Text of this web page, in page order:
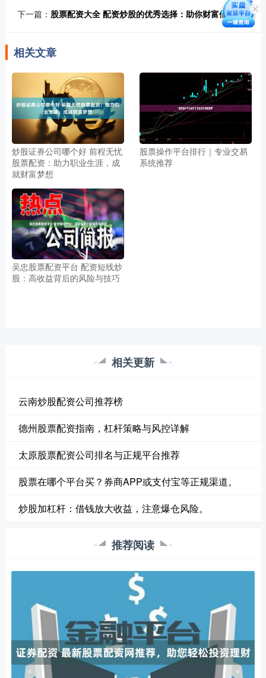
下一篇： 股票配资大全 配资炒股的优秀选择：助你财富倍增
相关文章
炒股证券公司哪个好 前程无忧
股票配资：助力职业生涯，成
就财富梦想
股票操作平台排行｜专业交易
系统推荐
吴忠股票配资平台 配资短线炒
股：高收益背后的风险与技巧
相关更新
云南炒股配资公司推荐榜
德州股票配资指南，杠杆策略与风控详解
太原股票配资公司排名与正规平台推荐
股票在哪个平台买？券商APP或支付宝等正规渠道。
炒股加杠杆：借钱放大收益，注意爆仓风险。
推荐阅读